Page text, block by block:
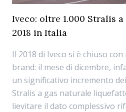
Iveco: oltre 1.000 Stralis
2018 in Italia
Il 2018 di Iveco si è chiuso
brand: il mese di dicembre,
un significativo incremento
Stralis a gas naturale
lievitare il dato complessivo